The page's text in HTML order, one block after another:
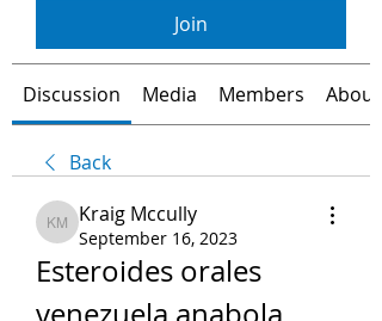
Join
Discussion Media Members About
Back
Kraig Mccully
Kraig Mccully
September 16, 2023
Esteroides orales